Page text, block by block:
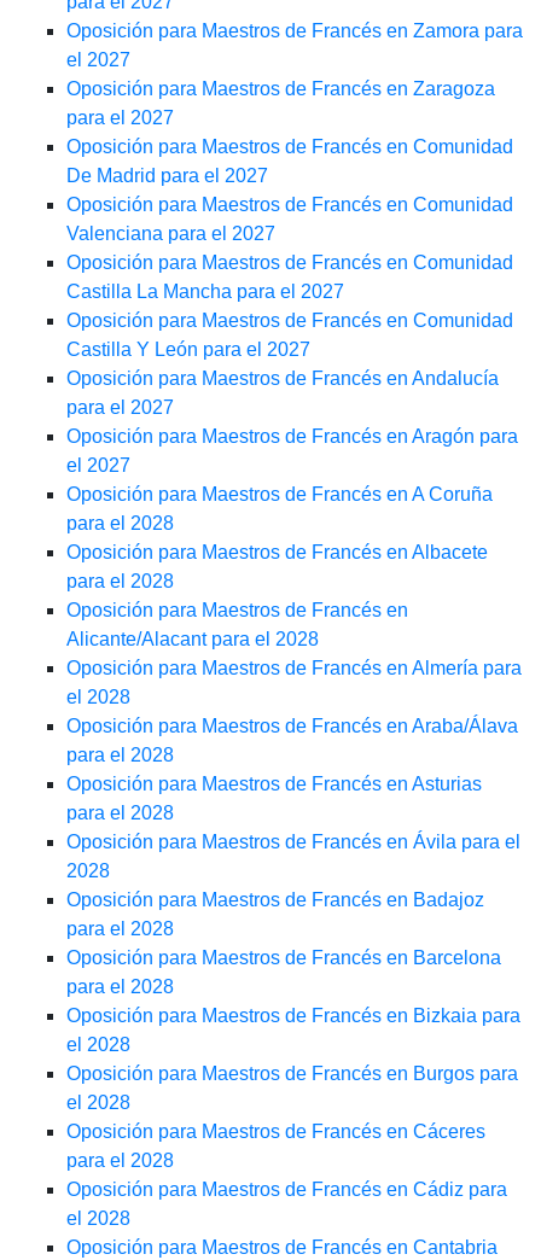
Oposición para Maestros de Francés en Zamora para
el 2027
Oposición para Maestros de Francés en Zaragoza
para el 2027
Oposición para Maestros de Francés en Comunidad
De Madrid para el 2027
Oposición para Maestros de Francés en Comunidad
Valenciana para el 2027
Oposición para Maestros de Francés en Comunidad
Castilla La Mancha para el 2027
Oposición para Maestros de Francés en Comunidad
Castilla Y León para el 2027
Oposición para Maestros de Francés en Andalucía
para el 2027
Oposición para Maestros de Francés en Aragón para
el 2027
Oposición para Maestros de Francés en A Coruña
para el 2028
Oposición para Maestros de Francés en Albacete
para el 2028
Oposición para Maestros de Francés en
Alicante/Alacant para el 2028
Oposición para Maestros de Francés en Almería para
el 2028
Oposición para Maestros de Francés en Araba/Álava
para el 2028
Oposición para Maestros de Francés en Asturias
para el 2028
Oposición para Maestros de Francés en Ávila para el
2028
Oposición para Maestros de Francés en Badajoz
para el 2028
Oposición para Maestros de Francés en Barcelona
para el 2028
Oposición para Maestros de Francés en Bizkaia para
el 2028
Oposición para Maestros de Francés en Burgos para
el 2028
Oposición para Maestros de Francés en Cáceres
para el 2028
Oposición para Maestros de Francés en Cádiz para
el 2028
Oposición para Maestros de Francés en Cantabria